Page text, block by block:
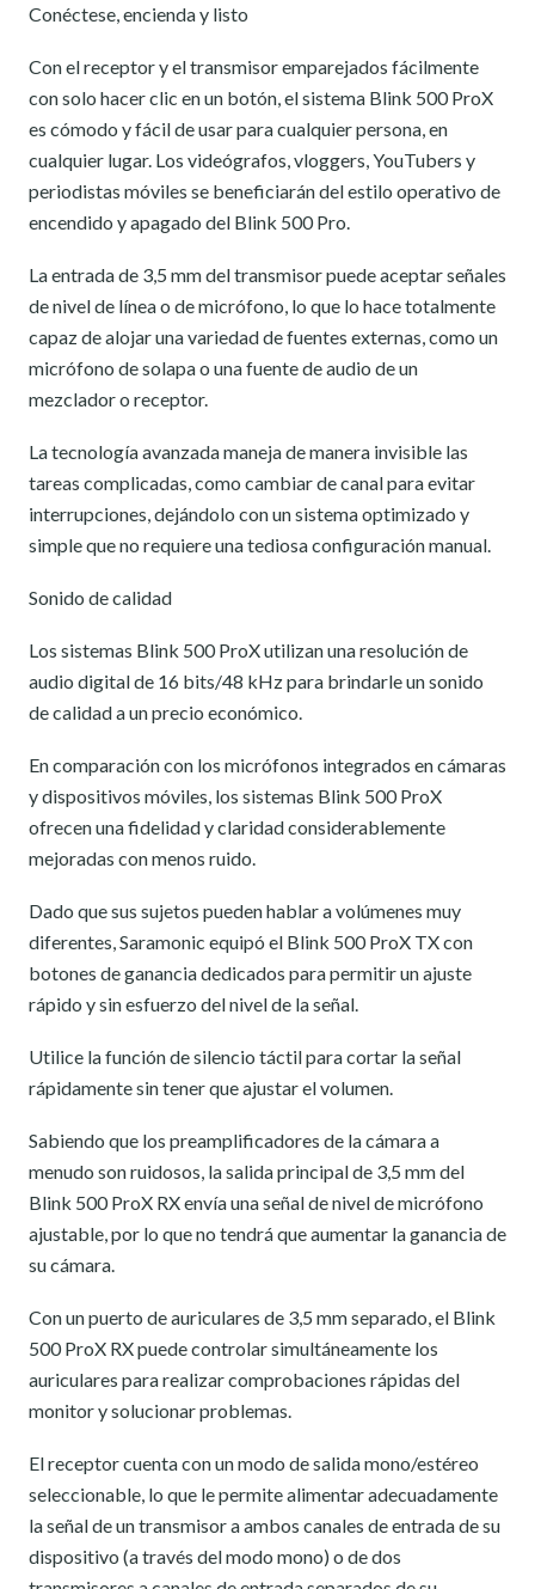
Conéctese, encienda y listo
Con el receptor y el transmisor emparejados fácilmente
con solo hacer clic en un botón, el sistema Blink 500 ProX
es cómodo y fácil de usar para cualquier persona, en
cualquier lugar. Los videógrafos, vloggers, YouTubers y
periodistas móviles se beneficiarán del estilo operativo de
encendido y apagado del Blink 500 Pro.
La entrada de 3,5 mm del transmisor puede aceptar señales
de nivel de línea o de micrófono, lo que lo hace totalmente
capaz de alojar una variedad de fuentes externas, como un
micrófono de solapa o una fuente de audio de un
mezclador o receptor.
La tecnología avanzada maneja de manera invisible las
tareas complicadas, como cambiar de canal para evitar
interrupciones, dejándolo con un sistema optimizado y
simple que no requiere una tediosa configuración manual.
Sonido de calidad
Los sistemas Blink 500 ProX utilizan una resolución de
audio digital de 16 bits/48 kHz para brindarle un sonido
de calidad a un precio económico.
En comparación con los micrófonos integrados en cámaras
y dispositivos móviles, los sistemas Blink 500 ProX
ofrecen una fidelidad y claridad considerablemente
mejoradas con menos ruido.
Dado que sus sujetos pueden hablar a volúmenes muy
diferentes, Saramonic equipó el Blink 500 ProX TX con
botones de ganancia dedicados para permitir un ajuste
rápido y sin esfuerzo del nivel de la señal.
Utilice la función de silencio táctil para cortar la señal
rápidamente sin tener que ajustar el volumen.
Sabiendo que los preamplificadores de la cámara a
menudo son ruidosos, la salida principal de 3,5 mm del
Blink 500 ProX RX envía una señal de nivel de micrófono
ajustable, por lo que no tendrá que aumentar la ganancia de
su cámara.
Con un puerto de auriculares de 3,5 mm separado, el Blink
500 ProX RX puede controlar simultáneamente los
auriculares para realizar comprobaciones rápidas del
monitor y solucionar problemas.
El receptor cuenta con un modo de salida mono/estéreo
seleccionable, lo que le permite alimentar adecuadamente
la señal de un transmisor a ambos canales de entrada de su
dispositivo (a través del modo mono) o de dos